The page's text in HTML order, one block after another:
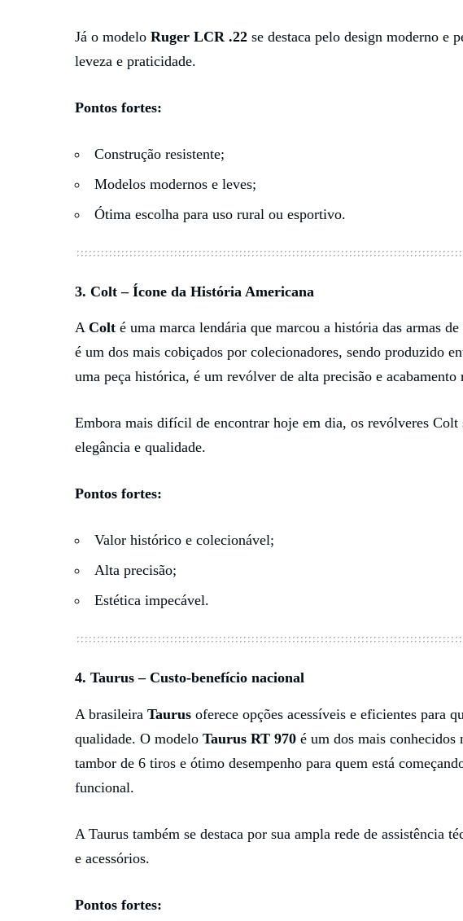
Já o modelo Ruger LCR .22 se destaca pelo design moderno e
leveza e praticidade.
Pontos fortes:
Construção resistente;
Modelos modernos e leves;
Ótima escolha para uso rural ou esportivo.
3. Colt – Ícone da História Americana
A Colt é uma marca lendária que marcou a história das armas
é um dos mais cobiçados por colecionadores, sendo produzido
uma peça histórica, é um revólver de alta precisão e acabamento
Embora mais difícil de encontrar hoje em dia, os revólveres
elegância e qualidade.
Pontos fortes:
Valor histórico e colecionável;
Alta precisão;
Estética impecável.
4. Taurus – Custo-benefício nacional
A brasileira Taurus oferece opções acessíveis e eficientes para
qualidade. O modelo Taurus RT 970 é um dos mais
tambor de 6 tiros e ótimo desempenho para quem está
funcional.
A Taurus também se destaca por sua ampla rede de assistência
e acessórios.
Pontos fortes: